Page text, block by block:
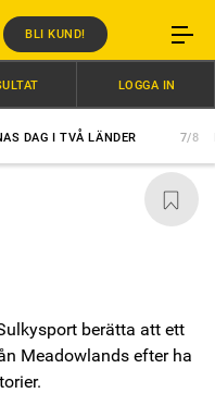
BLI KUND!
I TVÅ LÄNDER
LOGGA IN
berätta att ett
Meadowlands efter ha